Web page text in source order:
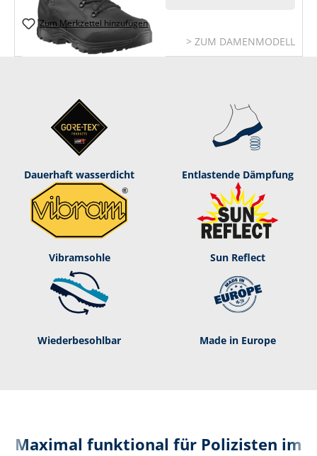
Zum Merkzettel hinzufügen
> ZUM DAMENMODELL
Dauerhaft was­ser­dicht Entlastende Dämpf­ung
Vibramsohle Sun Reflect
Wie­der­be­sohl­bar Made in Europe
Maximal funktional für Polizisten im